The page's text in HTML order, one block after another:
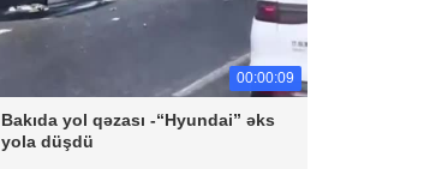
00:00:09
Bakıda yol qəzası -“Hyundai” əks
yola düşdü